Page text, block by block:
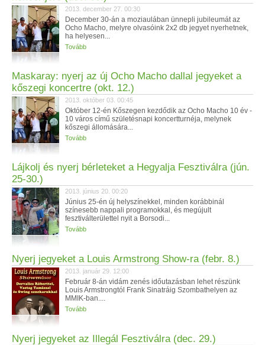
2013. december 27. 00:30
December 30-án a moziaulában ünnepli jubileumát az
Ocho Macho, melyre olvasóink 2x2 db jegyet nyerhetnek,
ha helyesen...
Tovább
Maskaray: nyerj az új Ocho Macho dallal jegyeket a
kőszegi koncertre (okt. 12.)
2013. október 03. 00:45
Október 12-én Kőszegen kezdődik az Ocho Macho 10 év -
10 város című születésnapi koncertturnéja, melynek
kőszegi állomására...
Tovább
Lájkolj és nyerj bérleteket a Hegyalja Fesztiválra (jún.
25-30.)
2013. június 20. 00:20
Június 25-én új helyszínekkel, minden korábbinál
színesebb nappali programokkal, és megújult
fesztiválterülettel nyit a Borsodi...
Tovább
Nyerj jegyeket a Louis Armstrong Show-ra (febr. 8.)
2013. január 29. 12:00
Február 8-án vidám zenés időutazásban lehet részünk
Louis Armstrongtól Frank Sinatráig Szombathelyen az
MMIK-ban....
Tovább
Nyerj jegyeket az Illegál Fesztiválra (dec. 29.)